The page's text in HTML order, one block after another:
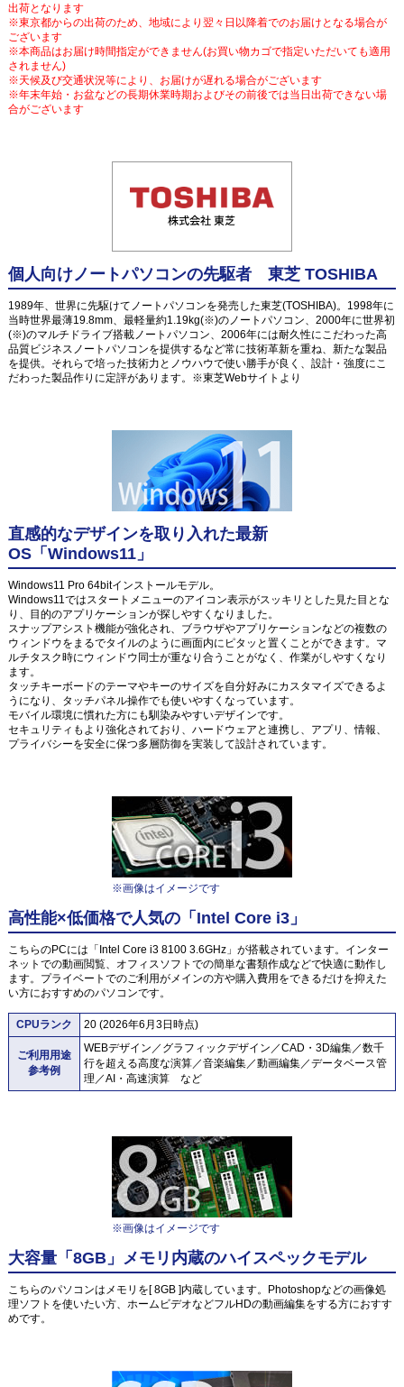
出荷となります
※東京都からの出荷のため、地域により翌々日以降着でのお届けとなる場合が
ございます
※本商品はお届け時間指定ができません(お買い物カゴで指定いただいても適用
されません)
※天候及び交通状況等により、お届けが遅れる場合がございます
※年末年始・お盆などの長期休業時期およびその前後では当日出荷できない場
合がございます
個人向けノートパソコンの先駆者 東芝 TOSHIBA
1989年、世界に先駆けてノートパソコンを発売した東芝(TOSHIBA)。1998年に
当時世界最薄19.8mm、最軽量約1.19kg(※)のノートパソコン、2000年に世界初
(※)のマルチドライブ搭載ノートパソコン、2006年には耐久性にこだわった高
品質ビジネスノートパソコンを提供するなど常に技術革新を重ね、新たな製品
を提供。それらで培った技術力とノウハウで使い勝手が良く、設計・強度にこ
だわった製品作りに定評があります。※東芝Webサイトより
直感的なデザインを取り入れた最新
OS「Windows11」
Windows11 Pro 64bitインストールモデル。
Windows11ではスタートメニューのアイコン表示がスッキリとした見た目とな
り、目的のアプリケーションが探しやすくなりました。
スナップアシスト機能が強化され、ブラウザやアプリケーションなどの複数の
ウィンドウをまるでタイルのように画面内にピタッと置くことができます。マ
ルチタスク時にウィンドウ同士が重なり合うことがなく、作業がしやすくなり
ます。
タッチキーボードのテーマやキーのサイズを自分好みにカスタマイズできるよ
うになり、タッチパネル操作でも使いやすくなっています。
モバイル環境に慣れた方にも馴染みやすいデザインです。
セキュリティもより強化されており、ハードウェアと連携し、アプリ、情報、
プライバシーを安全に保つ多層防御を実装して設計されています。
※画像はイメージです
高性能×低価格で人気の「Intel Core i3」
こちらのPCには「Intel Core i3 8100 3.6GHz」が搭載されています。インター
ネットでの動画閲覧、オフィスソフトでの簡単な書類作成などで快適に動作し
ます。プライベートでのご利用がメインの方や購入費用をできるだけを抑えた
い方におすすめのパソコンです。
CPUランク 20 (2026年6月3日時点)
ご利用用途
参考例
WEBデザイン／グラフィックデザイン／CAD・3D編集／数千
行を超える高度な演算／音楽編集／動画編集／データベース管
理／AI・高速演算 など
※画像はイメージです
大容量「8GB」メモリ内蔵のハイスペックモデル
こちらのパソコンはメモリを[ 8GB ]内蔵しています。Photoshopなどの画像処
理ソフトを使いたい方、ホームビデオなどフルHDの動画編集をする方におすす
めです。